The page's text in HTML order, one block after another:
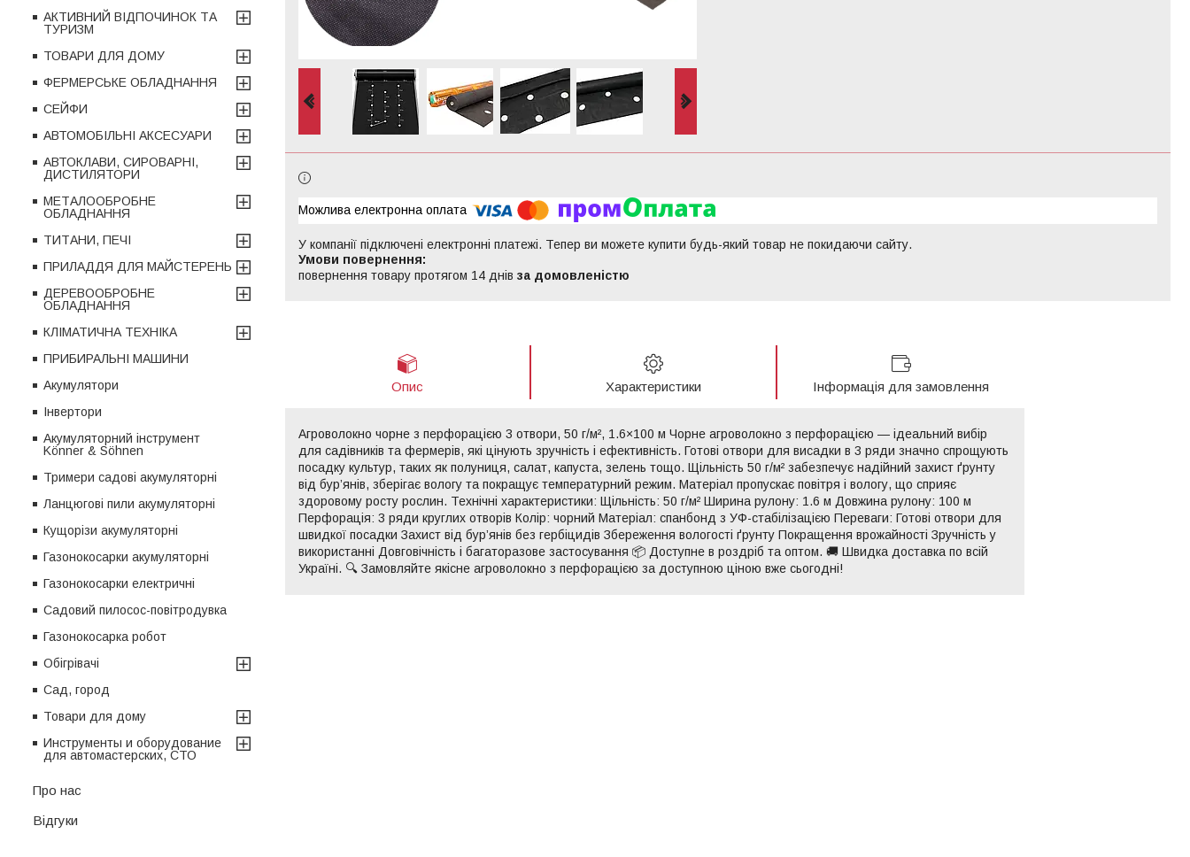
У компанії підключені електронні платежі. Тепер ви можете купити будь-який товар не покидаючи сайту.
повернення товару протягом 14 днів за домовленістю
Опис Характеристики Інформація для замовлення
Агроволокно чорне з перфорацією 3 отвори, 50 г/м², 1.6×100 м Чорне агроволокно з перфорацією — ідеальний вибір
для садівників та фермерів, які цінують зручність і ефективність. Готові отвори для висадки в 3 ряди значно спрощують
посадку культур, таких як полуниця, салат, капуста, зелень тощо. Щільність 50 г/м² забезпечує надійний захист ґрунту
від бур’янів, зберігає вологу та покращує температурний режим. Матеріал пропускає повітря і вологу, що сприяє
здоровому росту рослин. Технічні характеристики: Щільність: 50 г/м² Ширина рулону: 1.6 м Довжина рулону: 100 м
Перфорація: 3 ряди круглих отворів Колір: чорний Матеріал: спанбонд з УФ-стабілізацією Переваги: Готові отвори для
швидкої посадки Захист від бур’янів без гербіцидів Збереження вологості ґрунту Покращення врожайності Зручність у
використанні Довговічність і багаторазове застосування 📦 Доступне в роздріб та оптом. 🚚 Швидка доставка по всій
Україні. 🔍 Замовляйте якісне агроволокно з перфорацією за доступною ціною вже сьогодні!
АКТИВНИЙ ВІДПОЧИНОК ТА
ТУРИЗМ
ТОВАРИ ДЛЯ ДОМУ
ФЕРМЕРСЬКЕ ОБЛАДНАННЯ
СЕЙФИ
АВТОМОБІЛЬНІ АКСЕСУАРИ
АВТОКЛАВИ, СИРОВАРНІ,
ДИСТИЛЯТОРИ
МЕТАЛООБРОБНЕ
ОБЛАДНАННЯ
ТИТАНИ, ПЕЧІ
ПРИЛАДДЯ ДЛЯ МАЙСТЕРЕНЬ
ДЕРЕВООБРОБНЕ
ОБЛАДНАННЯ
КЛІМАТИЧНА ТЕХНІКА
ПРИБИРАЛЬНІ МАШИНИ
Акумулятори
Інвертори
Акумуляторний інструмент
Könner & Söhnen
Тримери садові акумуляторні
Ланцюгові пили акумуляторні
Кущорізи акумуляторні
Газонокосарки акумуляторні
Газонокосарки електричні
Садовий пилосос-повітродувка
Газонокосарка робот
Обігрівачі
Сад, город
Товари для дому
Инструменты и оборудование
для автомастерских, СТО
Про нас
Відгуки